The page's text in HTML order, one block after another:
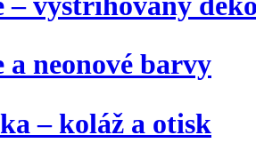
a neonové barvy
– koláž a otisk